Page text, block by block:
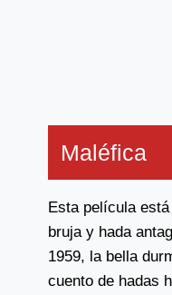
Maléfica
Esta película
bruja y hada
1959, la bella
cuento de hadas